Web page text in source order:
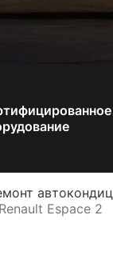
Espace 2